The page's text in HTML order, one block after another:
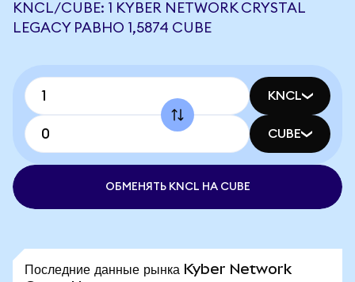
KNCL/CUBE: 1 KYBER NETWORK CRYSTAL
LEGACY РАВНО 1,5874 CUBE
KNCL
CUBE
ОБМЕНЯТЬ KNCL НА CUBE
Последние данные рынка Kyber Network